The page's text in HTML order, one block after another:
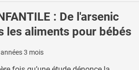
: De l'arsenic
les aliments pour bébés
3 mois